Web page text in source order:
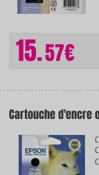
15.57€
Cartouche d'encre